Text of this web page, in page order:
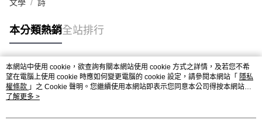
文學 詩
本分類熱銷全站排行
熱門標籤
本網站中使用 cookie，欲查詢有關本網站使用 cookie 方式之詳情，及若您不希
望在電腦上使用 cookie 時應如何變更電腦的 cookie 設定，請參閱本網站「 隱私
權條款 」之 Cookie 聲明。您繼續使用本網站即表示您同意本公司得按本網站使
用條款之 Cookie 聲明使用 cookie。
了解更多 >